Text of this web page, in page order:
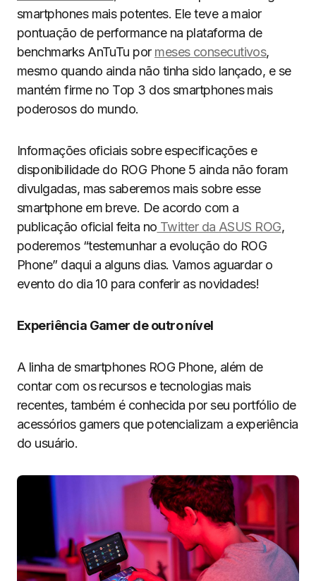
smartphones mais potentes. Ele teve a maior
pontuação de performance na plataforma de
benchmarks AnTuTu por meses consecutivos,
mesmo quando ainda não tinha sido lançado, e se
mantém firme no Top 3 dos smartphones mais
poderosos do mundo.
Informações oficiais sobre especificações e
disponibilidade do ROG Phone 5 ainda não foram
divulgadas, mas saberemos mais sobre esse
smartphone em breve. De acordo com a
publicação oficial feita no Twitter da ASUS ROG,
poderemos “testemunhar a evolução do ROG
Phone” daqui a alguns dias. Vamos aguardar o
evento do dia 10 para conferir as novidades!
Experiência Gamer de outro nível
A linha de smartphones ROG Phone, além de
contar com os recursos e tecnologias mais
recentes, também é conhecida por seu portfólio de
acessórios gamers que potencializam a experiência
do usuário.